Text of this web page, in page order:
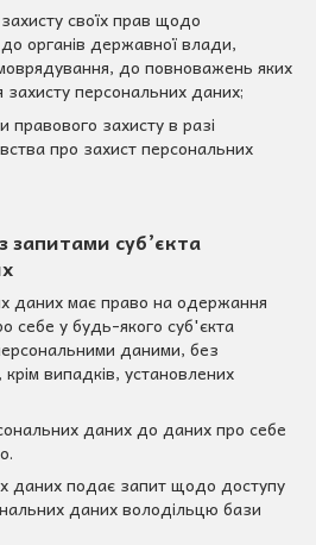
своїх прав щодо
органів державної влади,
до повноважень яких
персональних даних;
правового захисту в разі
про захист персональних
суб’єкта
даних має право на одержання
себе у будь-якого суб'єкта
даними, без
випадків, установлених
даних до даних про себе
даних подає запит щодо доступу
даних володільцю бази